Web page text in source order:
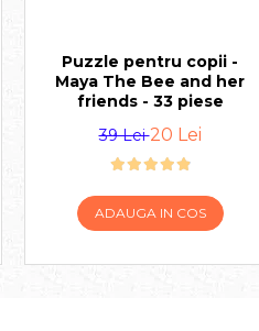
Puzzle pentru copii -
Maya The Bee and her
friends - 33 piese
39 Lei20 Lei
ADAUGA IN COS